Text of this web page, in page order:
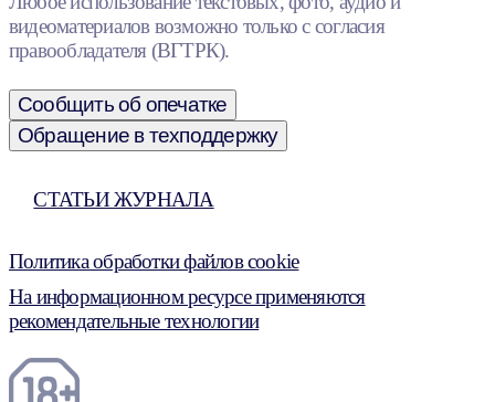
видеоматериалов возможно только с согласия
правообладателя (ВГТРК).
Сообщить об опечатке
Обращение в техподдержку
СТАТЬИ ЖУРНАЛА
Политика обработки файлов cookie
На информационном ресурсе применяются
рекомендательные технологии